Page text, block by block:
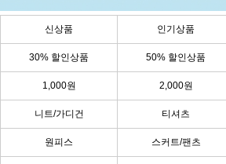
신상품 인기상품
30% 할인상품 50% 할인상품
1,000원 2,000원
니트/가디건 티셔츠
원피스 스커트/팬츠